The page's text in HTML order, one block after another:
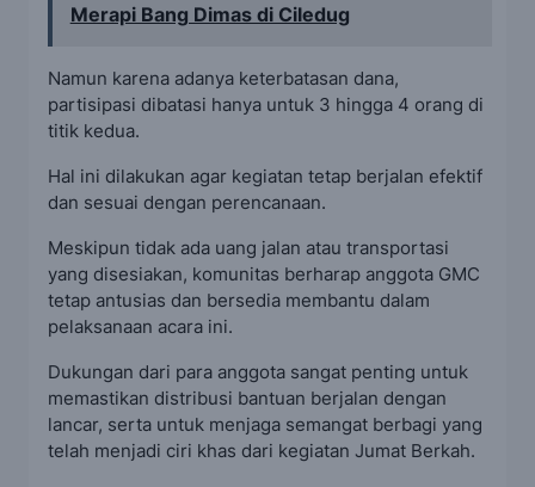
Merapi Bang Dimas di Ciledug
Namun karena adanya keterbatasan dana,
partisipasi dibatasi hanya untuk 3 hingga 4 orang di
titik kedua.
Hal ini dilakukan agar kegiatan tetap berjalan efektif
dan sesuai dengan perencanaan.
Meskipun tidak ada uang jalan atau transportasi
yang disesiakan, komunitas berharap anggota GMC
tetap antusias dan bersedia membantu dalam
pelaksanaan acara ini.
Dukungan dari para anggota sangat penting untuk
memastikan distribusi bantuan berjalan dengan
lancar, serta untuk menjaga semangat berbagi yang
telah menjadi ciri khas dari kegiatan Jumat Berkah.